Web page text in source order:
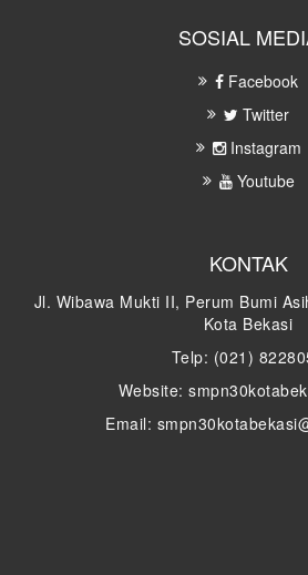
SOSIAL
Facebook
Twitter
Instagram
Youtube
KONTAK
Jl. Wibawa Mukti II, Perum Bumi
Kota Bekasi
Telp: (021)
Website:
Email: